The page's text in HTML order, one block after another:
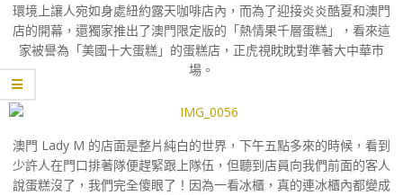
環境上讓人宛如身處紐約露天咖啡店內，而為了迎接炎炎酷夏和澳門
店的開幕，還獨家推出了澳門限定版的「熱情果千層蛋糕」，看來這
家被譽為「美國十大蛋糕」的蛋糕店，正虎視眈眈對準著大中華市
場。
澳門 Lady M 的店面是整片純白的世界，下午五點多來的時候，看到
少許人在門口排著隊便趕緊跟上隊伍，但聽到店員向我們前面的客人
說蛋糕沒了，我們完全傻眼了！因為一看冰櫃，真的連冰櫃內都變成